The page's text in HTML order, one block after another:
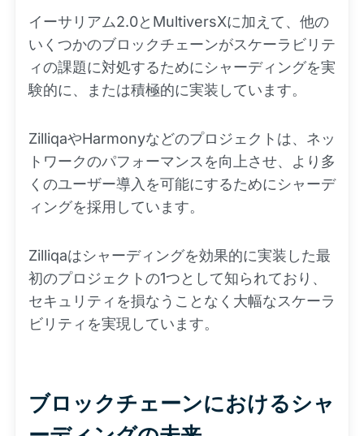
イーサリアム2.0とMultiversXに加えて、他の
いくつかのブロックチェーンがスケーラビリテ
ィの課題に対処するためにシャーディングを実
験的に、または積極的に実装しています。
ZilliqaやHarmonyなどのプロジェクトは、ネッ
トワークのパフォーマンスを向上させ、より多
くのユーザー導入を可能にするためにシャーデ
ィングを採用しています。
Zilliqaはシャーディングを効果的に実装した最
初のプロジェクトの1つとして知られており、
セキュリティを損なうことなく大幅なスケーラ
ビリティを実現しています。
ブロックチェーンにおけるシャ